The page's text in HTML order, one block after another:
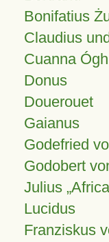
Bonifatius
Claudius
Cuanna Ógh
Donus
Douerouet
Gaianus
Godefried
Godobert
Julius
Lucidus
Franziskus